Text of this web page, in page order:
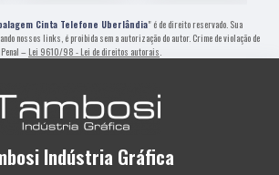
Cinta Telefone Uberlândia" é de direito reservado. Sua
nossos links, é proibida sem a autorização do autor. Crime de violação de
– Lei 9610/98 - Lei de direitos autorais
Indústria Gráfica